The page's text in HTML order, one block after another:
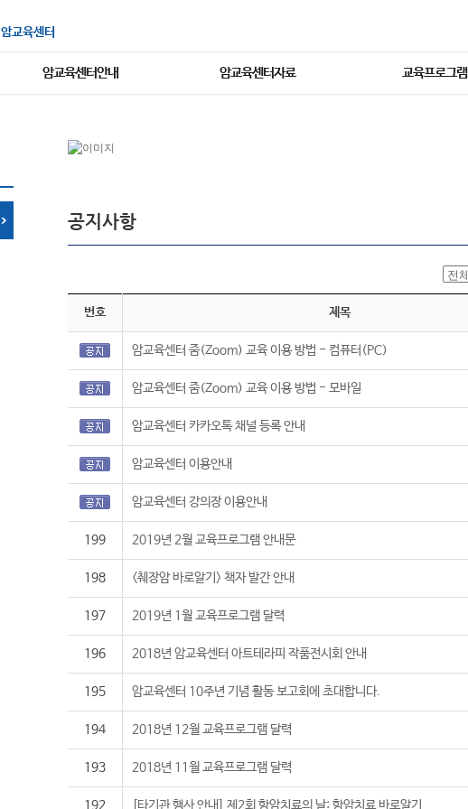
암교육센터
암교육센터안내 암교육센터자료 교육프로그램
공지사항
번호 제목
암교육센터 줌(Zoom) 교육 이용 방법 - 컴퓨터(PC)
암교육센터 줌(Zoom) 교육 이용 방법 - 모바일
암교육센터 카카오톡 채널 등록 안내
암교육센터 이용안내
암교육센터 강의장 이용안내
199 2019년 2월 교육프로그램 안내문
198 <췌장암 바로알기> 책자 발간 안내
197 2019년 1월 교육프로그램 달력
196 2018년 암교육센터 아트테라피 작품전시회 안내
195 암교육센터 10주년 기념 활동 보고회에 초대합니다.
194 2018년 12월 교육프로그램 달력
193 2018년 11월 교육프로그램 달력
192 [타기관 행사 안내] 제2회 항암치료의 날: 항암치료 바로알기